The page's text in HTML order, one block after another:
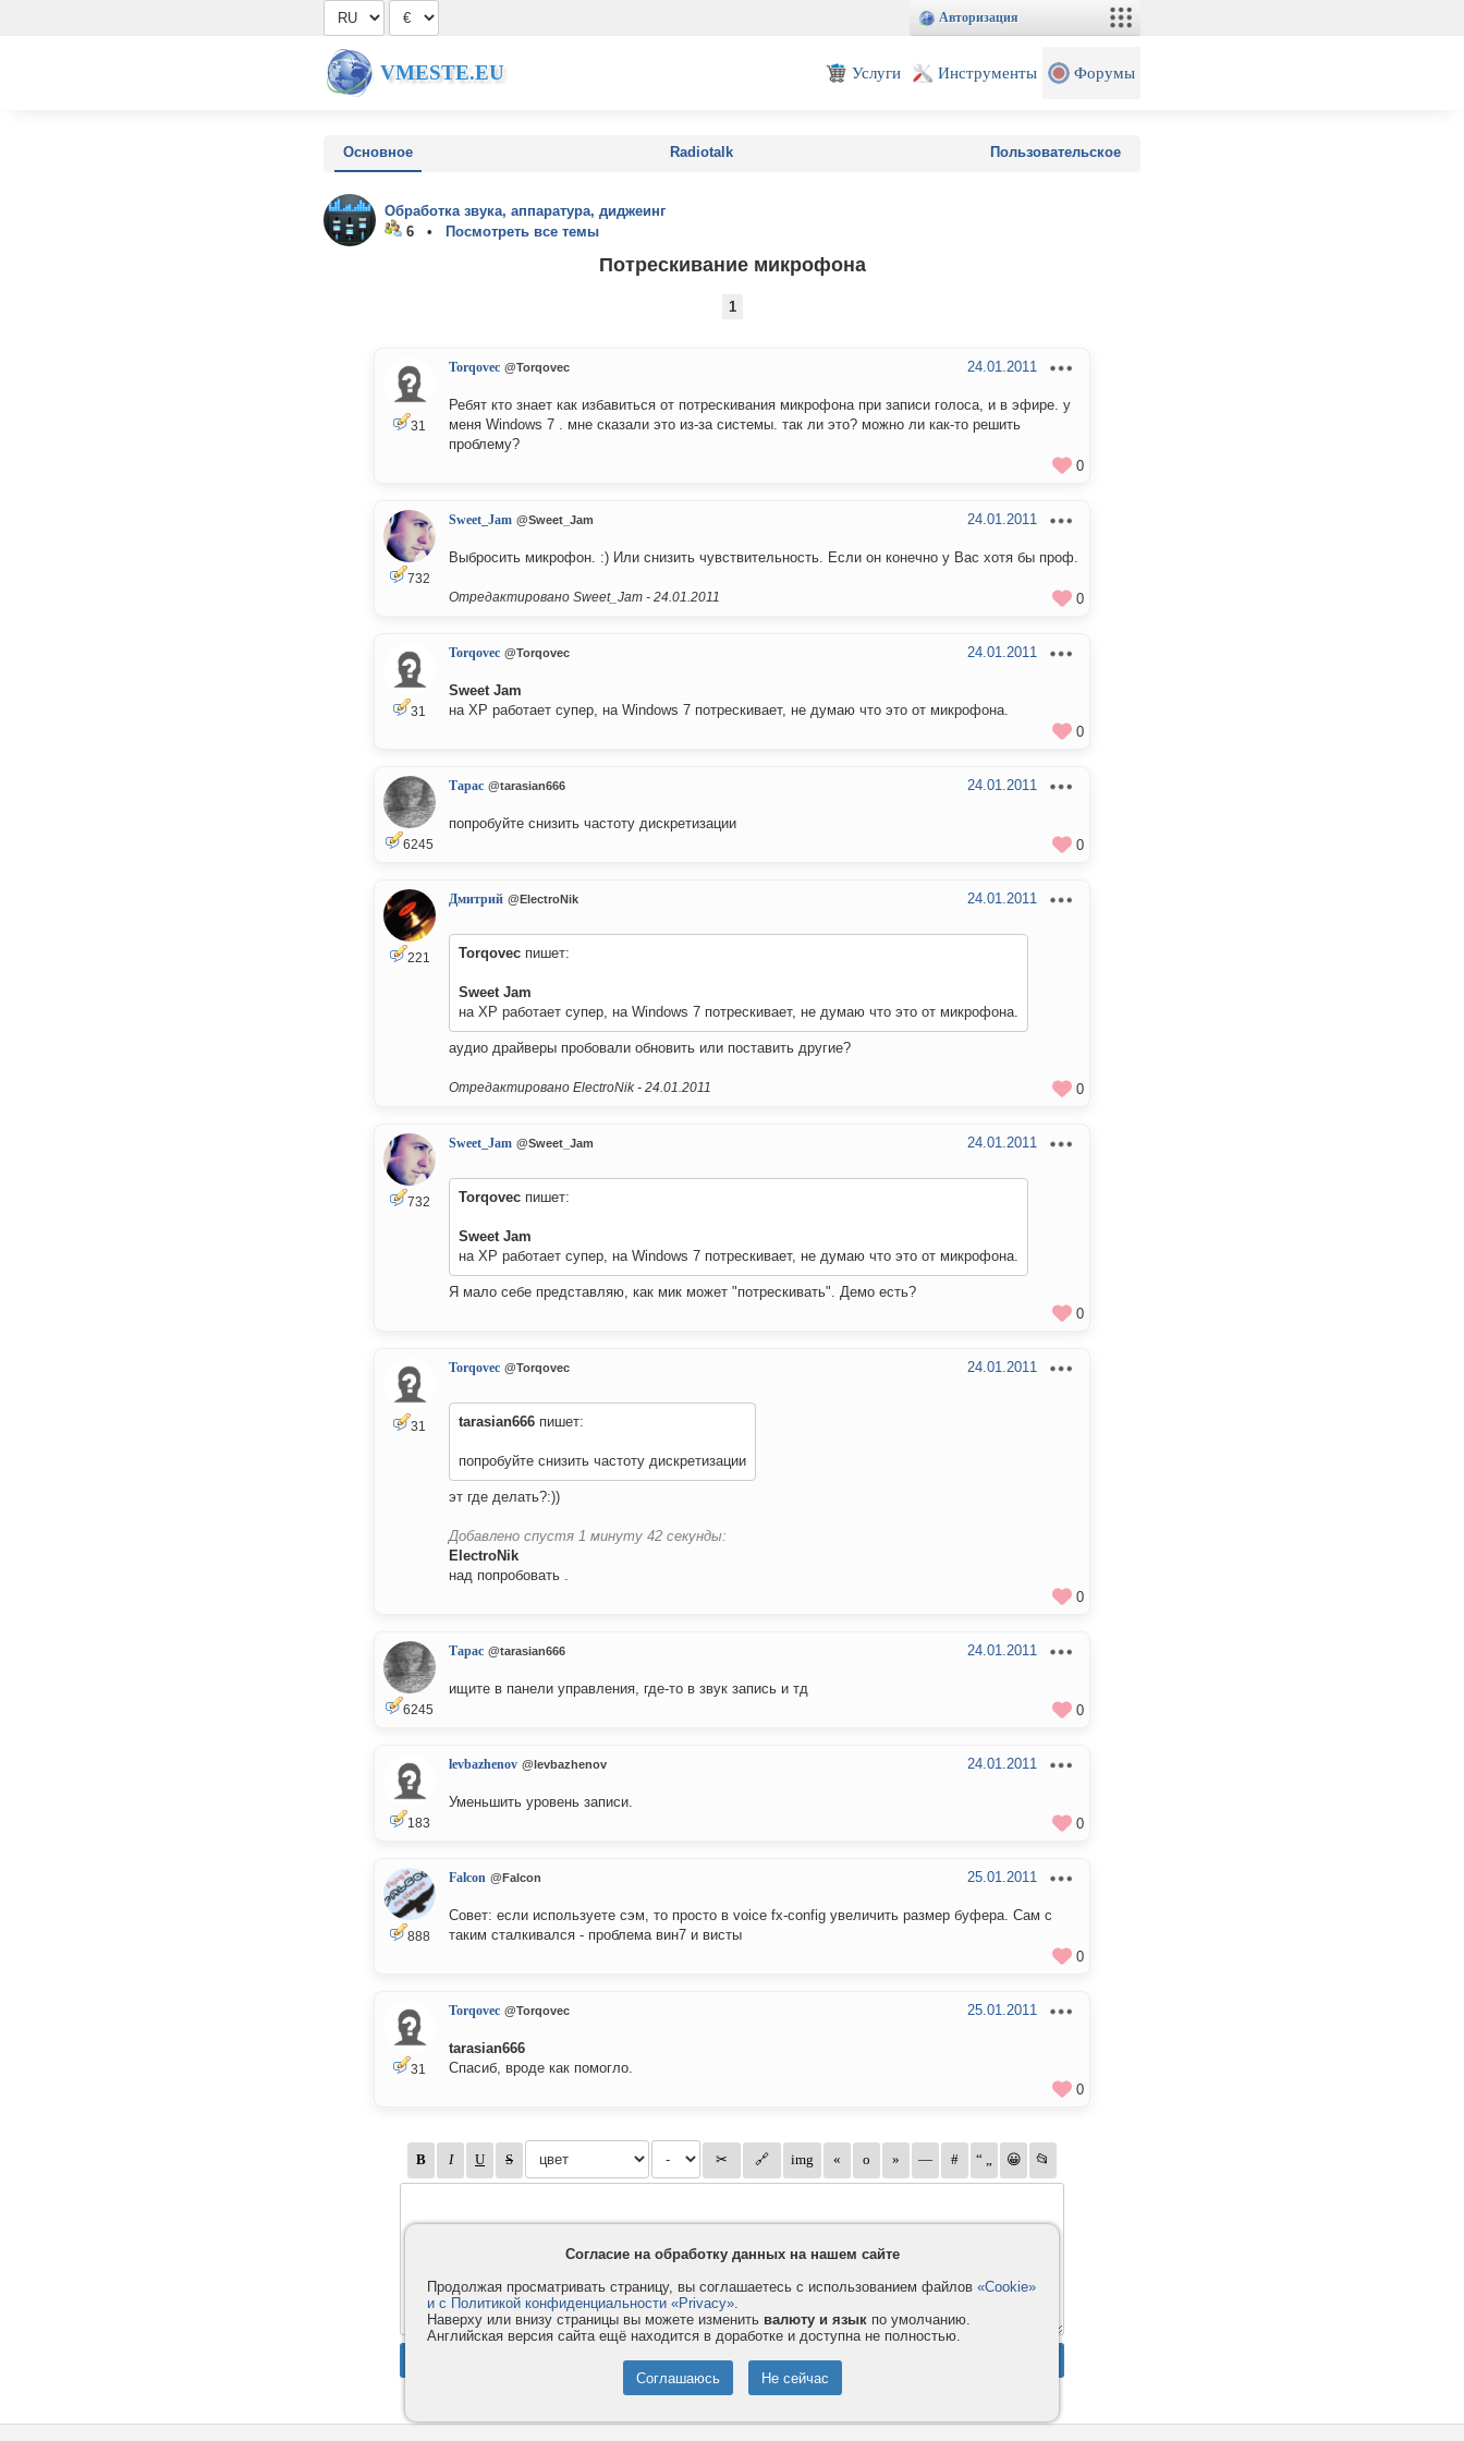
Авторизация
VMESTE.EU Услуги Инструменты Форумы
Основное Radiotalk Пользовательское
Обработка звука, аппаратура, диджеинг
6 •
Посмотреть все темы
Потрескивание микрофона
1
31
Torqovec @Torqovec 24.01.2011
Ребят кто знает как избавиться от потрескивания микрофона при записи голоса, и в эфире. у
меня Windows 7 . мне сказали это из-за системы. так ли это? можно ли как-то решить
проблему?
0
732
Sweet_Jam @Sweet_Jam 24.01.2011
Выбросить микрофон. :) Или снизить чувствительность. Если он конечно у Вас хотя бы проф.
Отредактировано Sweet_Jam - 24.01.2011 0
31
Torqovec @Torqovec 24.01.2011
Sweet Jam
на XP работает супер, на Windows 7 потрескивает, не думаю что это от микрофона.
0
6245
Тарас @tarasian666 24.01.2011
попробуйте снизить частоту дискретизации
0
221
Дмитрий @ElectroNik 24.01.2011
Torqovec пишет:
Sweet Jam
на XP работает супер, на Windows 7 потрескивает, не думаю что это от микрофона.
аудио драйверы пробовали обновить или поставить другие?
Отредактировано ElectroNik - 24.01.2011 0
732
Sweet_Jam @Sweet_Jam 24.01.2011
Torqovec пишет:
Sweet Jam
на XP работает супер, на Windows 7 потрескивает, не думаю что это от микрофона.
Я мало себе представляю, как мик может "потрескивать". Демо есть?
0
31
Torqovec @Torqovec 24.01.2011
tarasian666 пишет:
попробуйте снизить частоту дискретизации
эт где делать?:))
Добавлено спустя 1 минуту 42 секунды:
ElectroNik
над попробовать .
0
6245
Тарас @tarasian666 24.01.2011
ищите в панели управления, где-то в звук запись и тд
0
183
levbazhenov @levbazhenov 24.01.2011
Уменьшить уровень записи.
0
888
Falcon @Falcon 25.01.2011
Совет: если используете сэм, то просто в voice fx-config увеличить размер буфера. Сам с
таким сталкивался - проблема вин7 и висты
0
31
Torqovec @Torqovec 25.01.2011
tarasian666
Спасиб, вроде как помогло.
0
Согласие на обработку данных на нашем сайте
Продолжая просматривать страницу, вы соглашаетесь с использованием файлов «Cookie»
и с Политикой конфиденциальности «Privacy».
Наверху или внизу страницы вы можете изменить валюту и язык по умолчанию.
Английская версия сайта ещё находится в доработке и доступна не полностью.